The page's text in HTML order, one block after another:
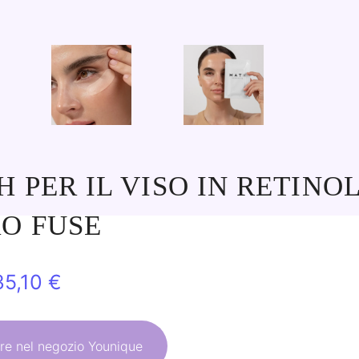
PER IL VISO IN
FUSE
€
attuale
nel negozio Younique